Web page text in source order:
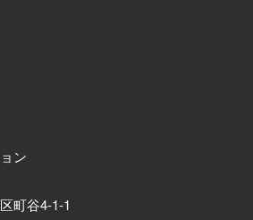
ン
町谷4-1-1